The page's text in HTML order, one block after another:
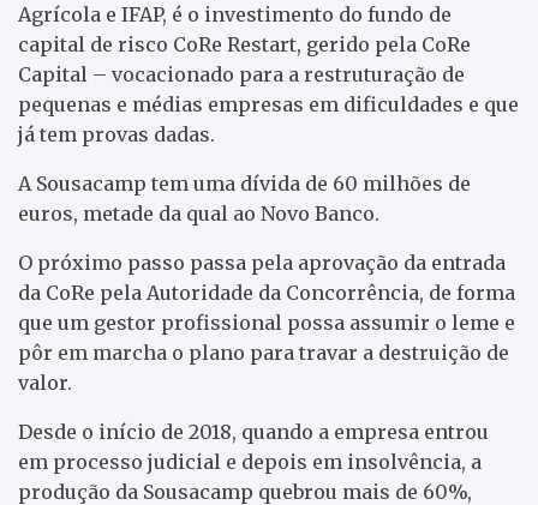
Agrícola e IFAP, é o investimento do fundo de
capital de risco CoRe Restart, gerido pela CoRe
Capital – vocacionado para a restruturação de
pequenas e médias empresas em dificuldades e que
já tem provas dadas.
A Sousacamp tem uma dívida de 60 milhões de
euros, metade da qual ao Novo Banco.
O próximo passo passa pela aprovação da entrada
da CoRe pela Autoridade da Concorrência, de forma
que um gestor profissional possa assumir o leme e
pôr em marcha o plano para travar a destruição de
valor.
Desde o início de 2018, quando a empresa entrou
em processo judicial e depois em insolvência, a
produção da Sousacamp quebrou mais de 60%,